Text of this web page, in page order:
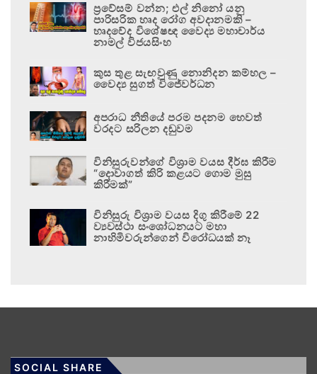
ප්‍රවේසම් වන්න; එල් නිනෝ යනු
පාරිසරික හෘද රෝග අවදානමකි –
හෘදවේද විශේෂඥ වෛද්‍ය මහාචාර්ය
නාමල් විජයසිංහ
කුස තුළ සැඟවුණු නොනිදන කම්හල –
වෛද්‍ය සුගත් විජේවර්ධන
අපරාධ නීතියේ පරම පදනම හෙවත්
වරදට සරිලන දඬුවම
විනිසුරුවන්ගේ විශ්‍රාම වයස දීර්ඝ කිරීම
“දොවාගත් කිරි කළයට ගොම මුසු
කිරීමක්”
විනිසුරු විශ්‍රාම වයස දිගු කිරීමේ 22
ව්‍යවස්ථා සංශෝධනයට මහා
නාහිමිවරුන්ගෙන් විරෝධයක් නෑ
SOCIAL SHARE